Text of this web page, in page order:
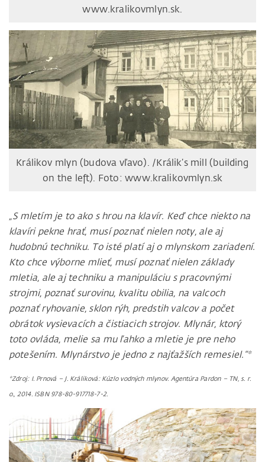
www.kralikovmlyn.sk.
Králikov mlyn (budova vľavo). /Králik’s mill (building
on the left). Foto: www.kralikovmlyn.sk
„S mletím je to ako s hrou na klavír. Keď chce niekto na
klavíri pekne hrať, musí poznať nielen noty, ale aj
hudobnú techniku. To isté platí aj o mlynskom zariadení.
Kto chce výborne mlieť, musí poznať nielen základy
mletia, ale aj techniku a manipuláciu s pracovnými
strojmi, poznať surovinu, kvalitu obilia, na valcoch
poznať ryhovanie, sklon rýh, predstih valcov a počet
obrátok vysievacích a čistiacich strojov. Mlynár, ktorý
toto ovláda, melie sa mu ľahko a mletie je pre neho
potešením. Mlynárstvo je jedno z najťažších remesiel.“*
*Zdroj: I. Prnová – J. Králiková: Kúzlo vodných mlynov. Agentúra Pardon – TN, s. r.
o., 2014. ISBN 978-80-917718-7-2.